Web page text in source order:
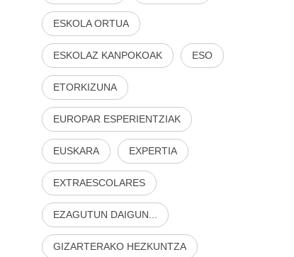
ESKOLA ORTUA
ESKOLAZ KANPOKOAK ESO
ETORKIZUNA
EUROPAR ESPERIENTZIAK
EUSKARA EXPERTIA
EXTRAESCOLARES
EZAGUTUN DAIGUN...
GIZARTERAKO HEZKUNTZA